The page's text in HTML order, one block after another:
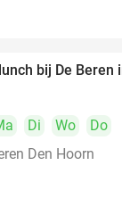
bij De Beren
Di Wo
Do
Den Hoorn